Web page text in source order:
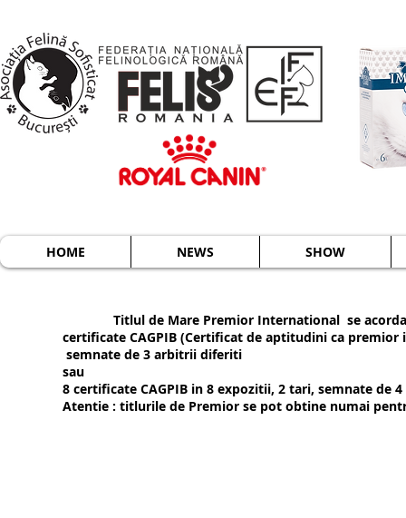
Titlul de Mare Premior International se acorda
certificate CAGPIB (Certificat de aptitudini ca
semnate de 3 arbitrii diferiti
sau
8 certificate CAGPIB in 8 expozitii, 2 tari, semnate de
Atentie : titlurile de Premior se pot obtine numai
HOME NEWS SHOW